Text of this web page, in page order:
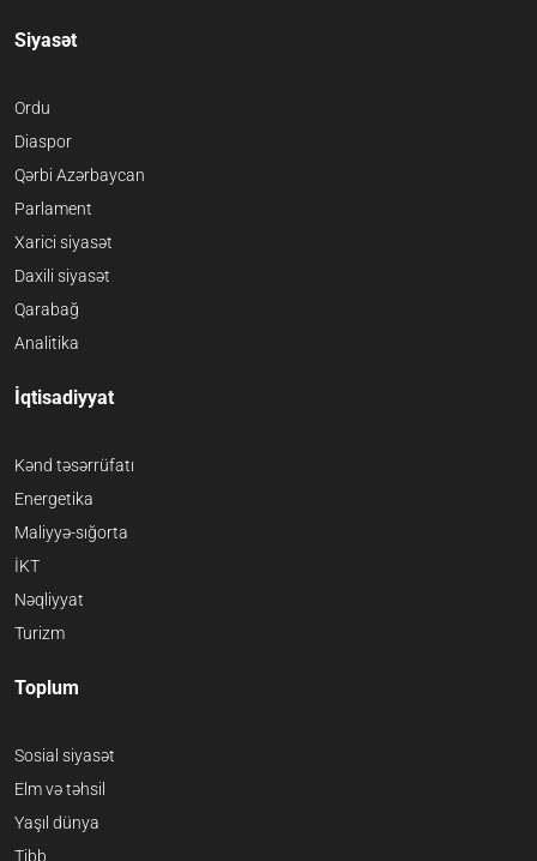
Siyasət
Ordu
Diaspor
Qərbi Azərbaycan
Parlament
Xarici siyasət
Daxili siyasət
Qarabağ
Analitika
İqtisadiyyat
Kənd təsərrüfatı
Energetika
Maliyyə-sığorta
İKT
Nəqliyyat
Turizm
Toplum
Sosial siyasət
Elm və təhsil
Yaşıl dünya
Tibb